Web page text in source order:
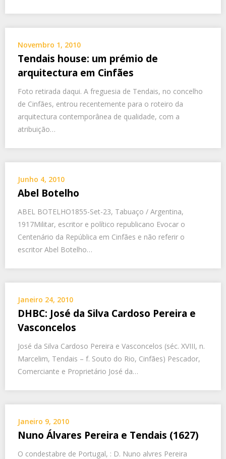
Novembro 1, 2010
Tendais house: um prémio de
arquitectura em Cinfães
Foto retirada daqui. A freguesia de Tendais, no concelho
de Cinfães, entrou recentemente para o roteiro da
arquitectura contemporânea de qualidade, com a
atribuição…
Junho 4, 2010
Abel Botelho
ABEL BOTELHO1855-Set-23, Tabuaço / Argentina,
1917Militar, escritor e político republicano Evocar o
Centenário da República em Cinfães e não referir o
escritor Abel Botelho…
Janeiro 24, 2010
DHBC: José da Silva Cardoso Pereira e
Vasconcelos
José da Silva Cardoso Pereira e Vasconcelos (séc. XVIII, n.
Marcelim, Tendais – f. Souto do Rio, Cinfães) Pescador,
Comerciante e Proprietário José da…
Janeiro 9, 2010
Nuno Álvares Pereira e Tendais (1627)
O condestabre de Portugal, : D. Nuno alvres Pereira